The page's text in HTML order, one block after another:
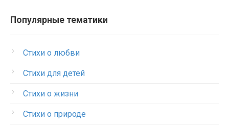
Популярные тематики
Стихи о любви
Стихи для детей
Стихи о жизни
Стихи о природе